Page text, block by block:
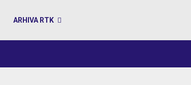
ARHIVA RTK